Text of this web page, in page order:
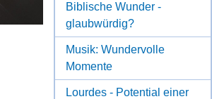
Biblische Wunder -
glaubwürdig?
Musik: Wundervolle
Momente
Lourdes - Potential einer